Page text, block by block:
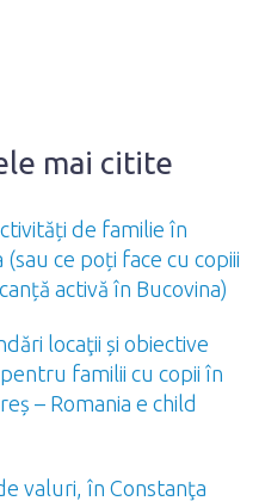
mai citite
de familie în
(sau ce poți face cu copiii
activă în Bucovina)
locaţii și obiective
familii cu copii în
– Romania e child
valuri, în Constanţa